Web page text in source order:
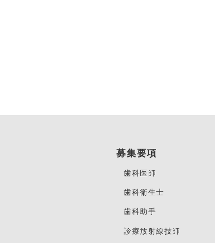
募集要項
歯科医師
歯科衛生士
歯科助手
診療放射線技師